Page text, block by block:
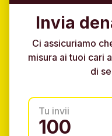
Invia
Ci assicuriamo
misura ai tuoi cari
di
Tu invii